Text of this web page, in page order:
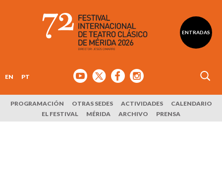
ENTRADAS
EN PT
PROGRAMACIÓN OTRAS SEDES ACTIVIDADES
CALENDARIO
EL FESTIVAL
MÉRIDA ARCHIVO PRENSA